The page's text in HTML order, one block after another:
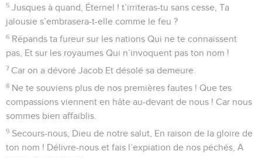
5 Jusques à quand, Éternel ! t’irriteras-tu sans cesse, Ta
jalousie s’embrasera-t-elle comme le feu ?
6 Répands ta fureur sur les nations Qui ne te connaissent
pas, Et sur les royaumes Qui n’invoquent pas ton nom !
7 Car on a dévoré Jacob Et désolé sa demeure.
8 Ne te souviens plus de nos premières fautes ! Que tes
compassions viennent en hâte au-devant de nous ! Car nous
sommes bien affaiblis.
9 Secours-nous, Dieu de notre salut, En raison de la gloire de
ton nom ! Délivre-nous et fais l’expiation de nos péchés, A